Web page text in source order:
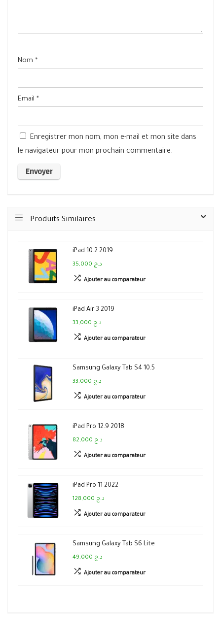
Nom *
Email *
Enregistrer mon nom, mon e-mail et mon site dans
le navigateur pour mon prochain commentaire.
Produits Similaires
iPad 10.2 2019
35,000 د.ج
Ajouter au comparateur
iPad Air 3 2019
33,000 د.ج
Ajouter au comparateur
Samsung Galaxy Tab S4 10.5
33,000 د.ج
Ajouter au comparateur
iPad Pro 12.9 2018
82,000 د.ج
Ajouter au comparateur
iPad Pro 11 2022
128,000 د.ج
Ajouter au comparateur
Samsung Galaxy Tab S6 Lite
49,000 د.ج
Ajouter au comparateur